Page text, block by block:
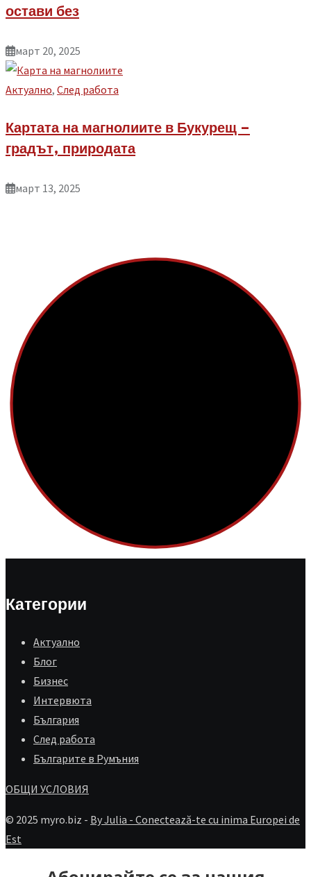
остави без
март 20, 2025
Aктуално, След работа
Картата на магнолиите в Букурещ –
градът, природата
март 13, 2025
Категории
Aктуално
Блог
Бизнес
Интервюта
България
След работа
Българите в Румъния
ОБЩИ УСЛОВИЯ
© 2025 myro.biz - By Julia - Conectează-te cu inima Europei de
Est